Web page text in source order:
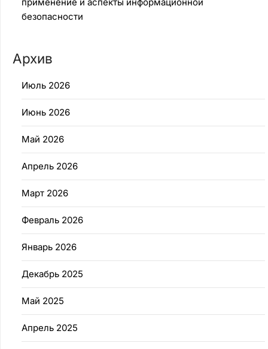
безопасности
Архив
Июль 2026
Июнь 2026
Май 2026
Апрель 2026
Март 2026
Февраль 2026
Январь 2026
Декабрь 2025
Май 2025
Апрель 2025